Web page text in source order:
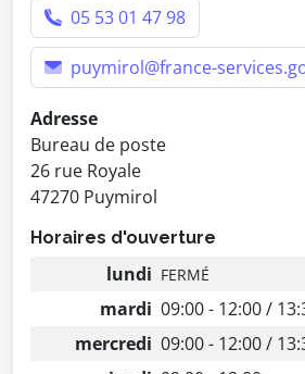
05 53 01 47 98
puymirol@france-
Adresse
Bureau de poste
26 rue Royale
47270 Puymirol
Horaires d'ouverture
lundi FERMÉ
mardi 09:00 - 12:00 /
mercredi 09:00 - 12:00 /